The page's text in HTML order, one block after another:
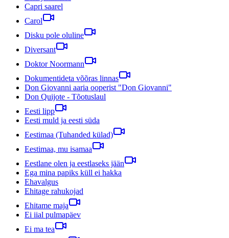
Capri saarel
Carol
Disku pole oluline
Diversant
Doktor Noormann
Dokumentideta võõras linnas
Don Giovanni aaria ooperist "Don Giovanni"
Don Quijote - Tõotuslaul
Eesti lipp
Eesti muld ja eesti süda
Eestimaa (Tuhanded külad)
Eestimaa, mu isamaa
Eestlane olen ja eestlaseks jään
Ega mina papiks küll ei hakka
Ehavalgus
Ehitage rahukojad
Ehitame maja
Ei iial pulmapäev
Ei ma tea